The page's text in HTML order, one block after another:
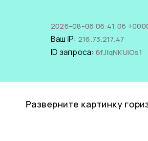
2026-08-06 06:41:06
Ваш IP: 216.73.217.47
ID запроса: 6fJIqNKUiOs1
Разверните картинку